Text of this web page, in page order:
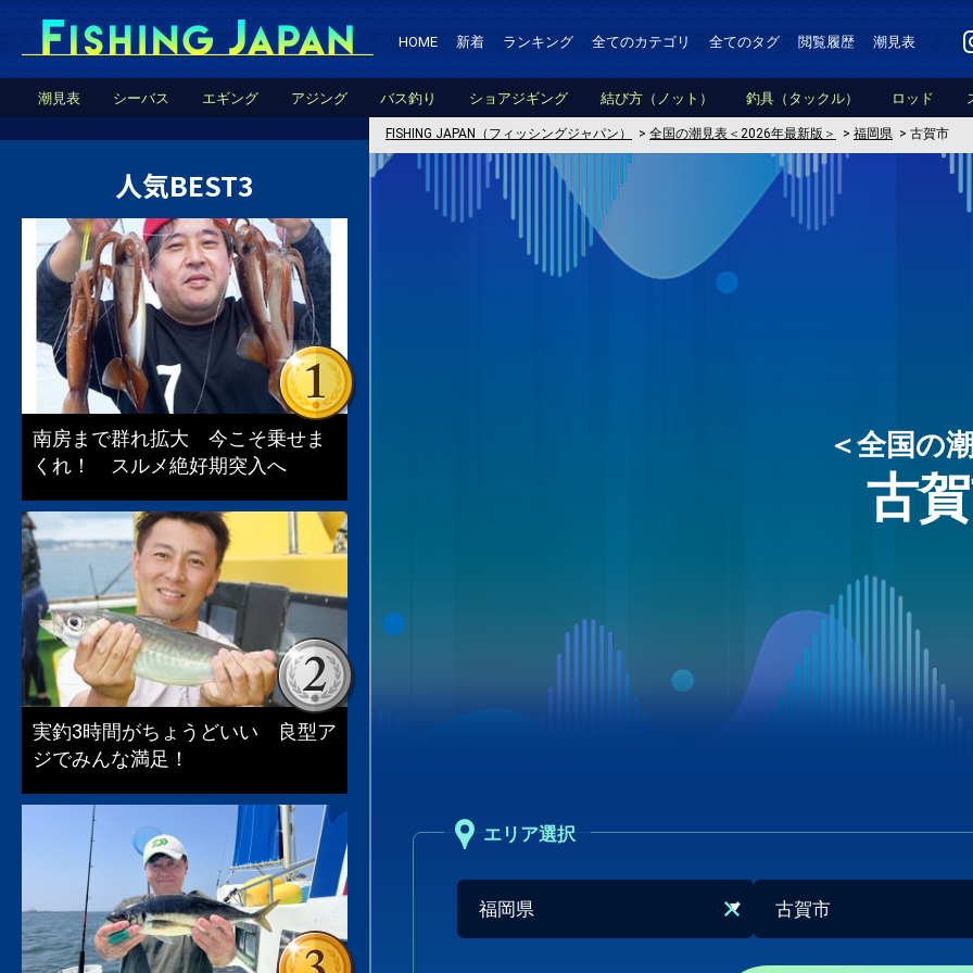
HOME 新着 ランキング 全てのカテゴリ 全てのタグ 閲覧履歴 潮見表
潮見表 シーバス エギング アジング バス釣り ショアジギング 結び方（ノット） 釣具（タックル） ロッド
FISHING JAPAN（フィッシングジャパン） > 全国の潮見表＜2026年最新版＞ > 福岡県 > 古賀市
＜全国の
古
エリア選択
人気BEST3
南房まで群れ拡大 今こそ乗せま
くれ！ スルメ絶好期突入へ
実釣3時間がちょうどいい 良型ア
ジでみんな満足！